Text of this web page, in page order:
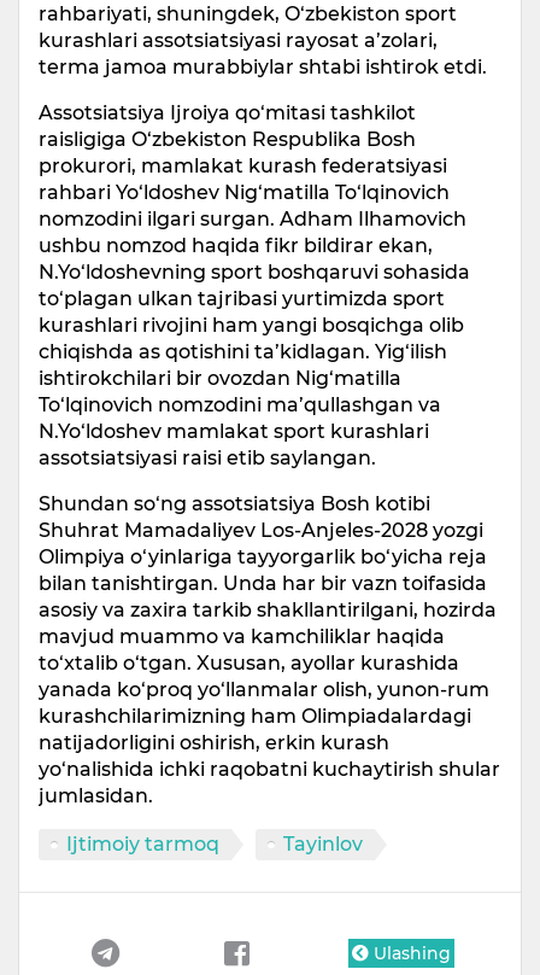
rahbariyati, shuningdek, O‘zbekiston sport
kurashlari assotsiatsiyasi rayosat a’zolari,
terma jamoa murabbiylar shtabi ishtirok etdi.
Assotsiatsiya Ijroiya qo‘mitasi tashkilot
raisligiga O‘zbekiston Respublika Bosh
prokurori, mamlakat kurash federatsiyasi
rahbari Yo‘ldoshev Nig‘matilla To‘lqinovich
nomzodini ilgari surgan. Adham Ilhamovich
ushbu nomzod haqida fikr bildirar ekan,
N.Yo‘ldoshevning sport boshqaruvi sohasida
to‘plagan ulkan tajribasi yurtimizda sport
kurashlari rivojini ham yangi bosqichga olib
chiqishda as qotishini ta’kidlagan. Yig‘ilish
ishtirokchilari bir ovozdan Nig‘matilla
To‘lqinovich nomzodini ma’qullashgan va
N.Yo‘ldoshev mamlakat sport kurashlari
assotsiatsiyasi raisi etib saylangan.
Shundan so‘ng assotsiatsiya Bosh kotibi
Shuhrat Mamadaliyev Los-Anjeles-2028 yozgi
Olimpiya o‘yinlariga tayyorgarlik bo‘yicha reja
bilan tanishtirgan. Unda har bir vazn toifasida
asosiy va zaxira tarkib shakllantirilgani, hozirda
mavjud muammo va kamchiliklar haqida
to‘xtalib o‘tgan. Xususan, ayollar kurashida
yanada ko‘proq yo‘llanmalar olish, yunon-rum
kurashchilarimizning ham Olimpiadalardagi
natijadorligini oshirish, erkin kurash
yo‘nalishida ichki raqobatni kuchaytirish shular
jumlasidan.
Ijtimoiy tarmoq Tayinlov
Ulashing